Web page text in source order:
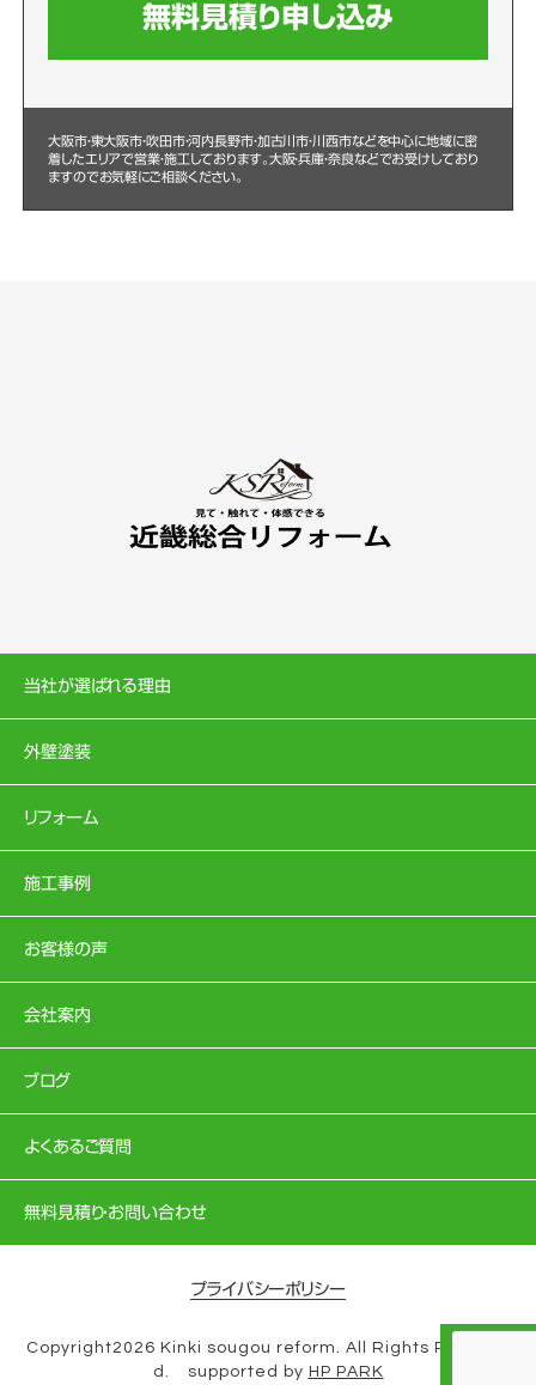
無料見積り申し込み
大阪市・東大阪市・吹田市・河内長野市・加古川市・川西市などを中心に地域に密
着したエリアで営業・施工しております。大阪・兵庫・奈良などでお受けしており
ますのでお気軽にご相談ください。
当社が選ばれる理由
外壁塗装
リフォーム
施工事例
お客様の声
会社案内
ブログ
よくあるご質問
無料見積り・お問い合わせ
プライバシーポリシー
Copyright2026 Kinki sougou reform. All Rights Reserve
d. supported by HP PARK